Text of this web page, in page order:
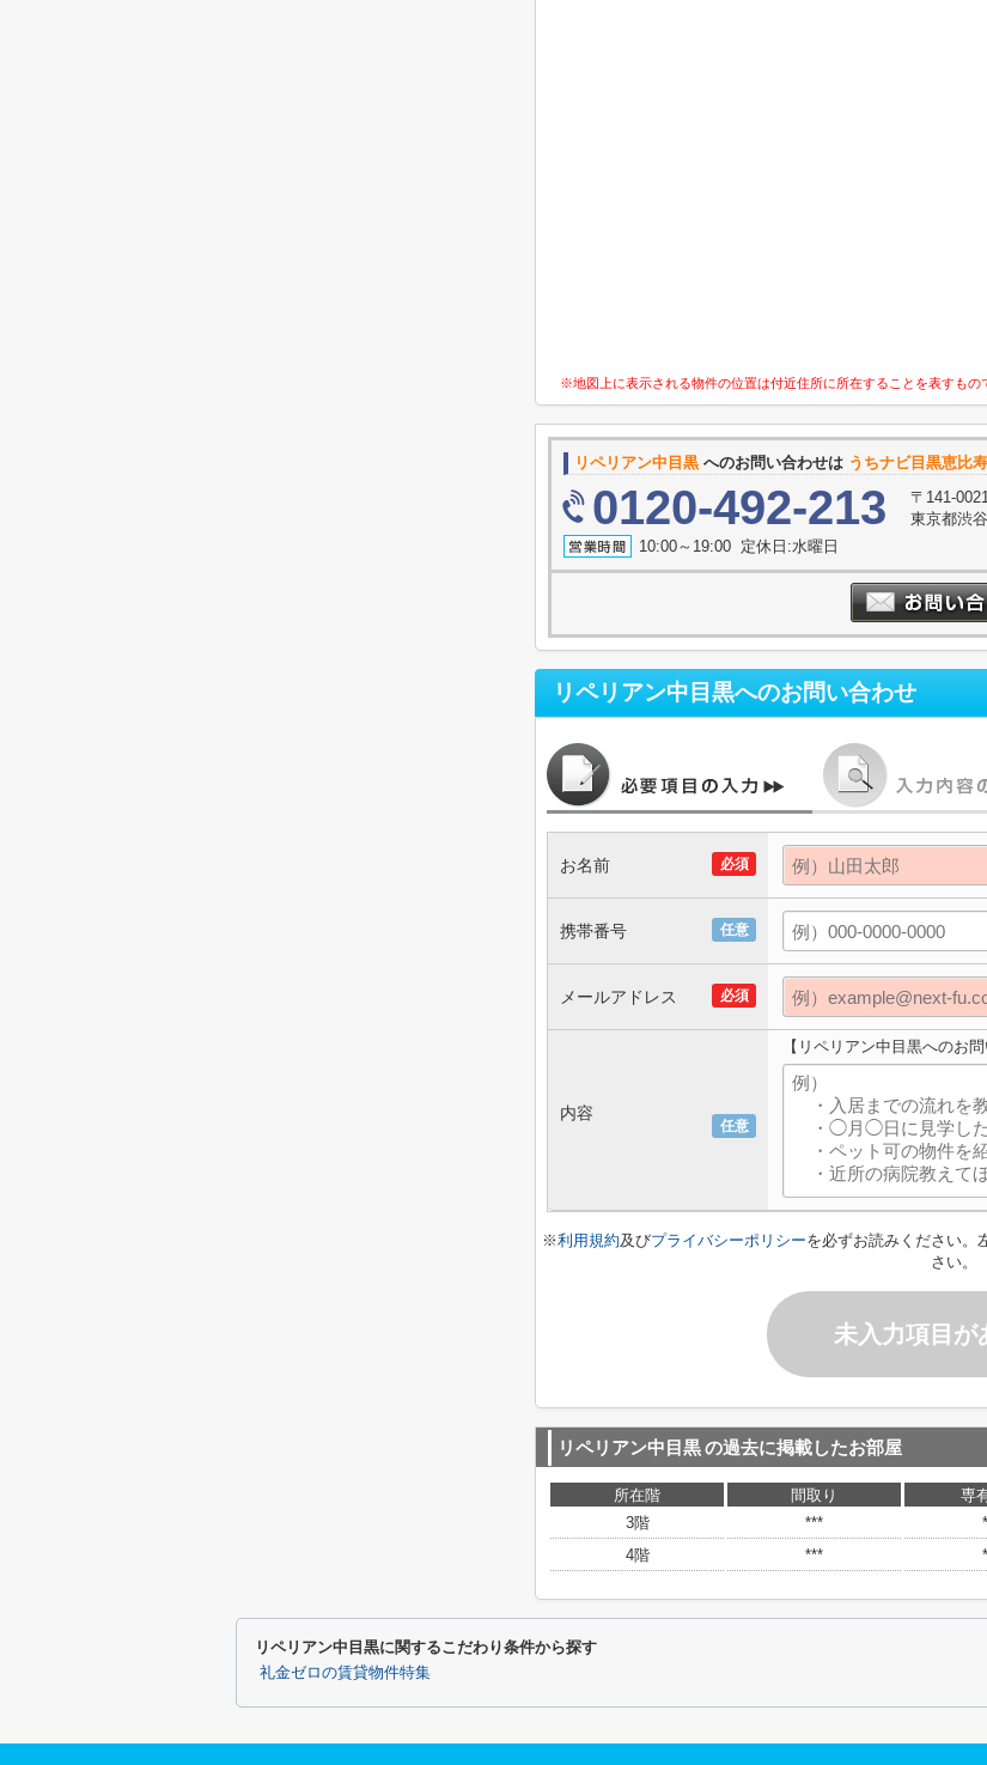
※地図上に表示される物件の位置は付近住所に所在することを表すもの
リペリアン中目黒 へのお問い合わせは うちナビ目黒恵比
0120-492-213
〒141-
東京都渋
10:00～19:00 定休日:水曜日
リペリアン中目黒へのお問い合わせ
必須
お名前
任意
携帯番号
必須
メールアドレス
任意
内容
【リペリアン中目黒へのお問
※利用規約及びプライバシーポリシーを必ずお読みください。
さい。
未入力項目が
リペリアン中目黒の過去に掲載したお部屋
所在階 間取り 専
3階
***
4階
***
リペリアン中目黒に関するこだわり条件から探す
礼金ゼロの賃貸物件特集